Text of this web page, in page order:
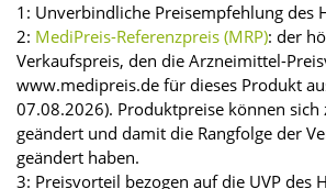
1: Unverbindliche Preisempfehlung des
2: MediPreis-Referenzpreis (MRP): der
Verkaufspreis, den die Arzneimittel-
www.medipreis.de für dieses Produkt
07.08.2026). Produktpreise können sich
geändert und damit die Rangfolge der
geändert haben.
3: Preisvorteil bezogen auf die UVP des